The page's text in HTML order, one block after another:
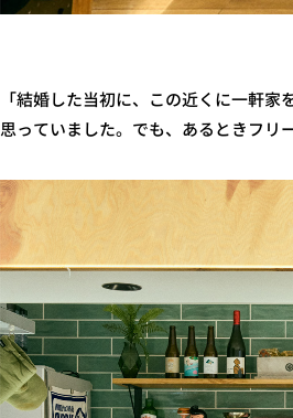
「結婚した当初に、この近くに一軒
思っていました。でも、あるときフリ